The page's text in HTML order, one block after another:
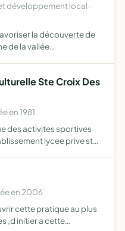
développement local ·
la découverte de
de la vallée
Ste Croix Des
en 1981
des activites sportives
lycee prive ste
en 2006
cette pratique au plus
,d initier a cette